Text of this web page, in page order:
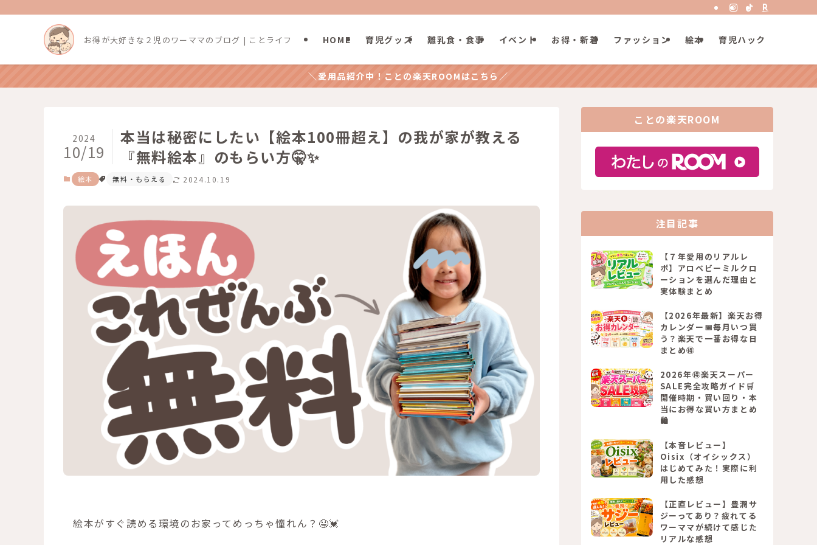
お得が大好きな２児のワーママのブログ | ことライフ HOME 育児グッズ 離乳食・食事 イベント お得・新着 ファッション 絵本 育児ハック
＼愛用品紹介中！ことの楽天ROOMはこちら／
本当は秘密にしたい【絵本100冊超え】の我が家が教える
『無料絵本』のもらい方🤫✨
2024
10/19
絵本 無料・もらえる 2024.10.19
絵本がすぐ読める環境のお家ってめっちゃ憧れん？🤤💓
ことの楽天ROOM
注目記事
【７年愛用のリアルレ
ポ】アロベビーミルクロ
ーションを選んだ理由と
実体験まとめ
【2026年最新】楽天お得
カレンダー📅毎月いつ買
う？楽天で一番お得な日
まとめ🉐
2026年🉐楽天スーパー
SALE完全攻略ガイド🛒
開催時期・買い回り・本
当にお得な買い方まとめ
🛍️
【本音レビュー】
Oisix（オイシックス）
はじめてみた！実際に利
用した感想
【正直レビュー】豊潤サ
ジーってあり？疲れてる
ワーママが続けて感じた
リアルな感想